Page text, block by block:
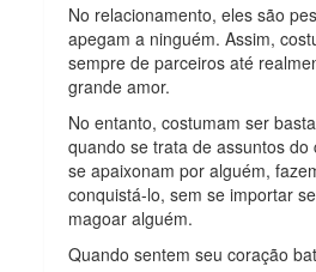
No relacionamento, eles são
apegam a ninguém. Assim,
sempre de parceiros até
grande amor.
No entanto, costumam ser
quando se trata de assuntos do
se apaixonam por alguém,
conquistá-lo, sem se importar
magoar alguém.
Quando sentem seu coração